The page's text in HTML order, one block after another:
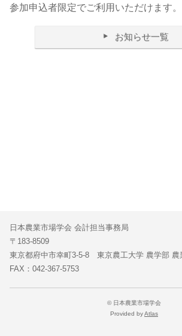
参加申込者限定でご利用いただけます。
お知らせ一覧
日本農業市場学会 会計担当事務局
〒183-8509
東京都府中市幸町3-5-8 東京農工大学 農学部 農
FAX：042-367-5753
© 日本農業市場学会
Provided byAtlas